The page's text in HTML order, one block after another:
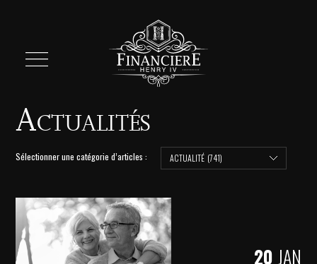
Actualités
Sélectionner une catégorie d’articles :
20 JAN